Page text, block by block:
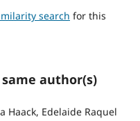
search for this
author(s)
Haack, Edelaide Raquel